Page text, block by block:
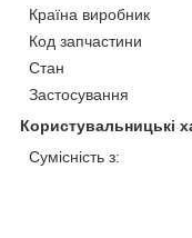
Країна виробник
Код запчастини
Стан
Застосування
Користувальницькі
Сумісність з: